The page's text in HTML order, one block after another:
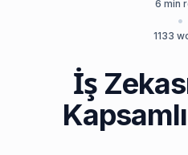
6 min
•
1133
İş